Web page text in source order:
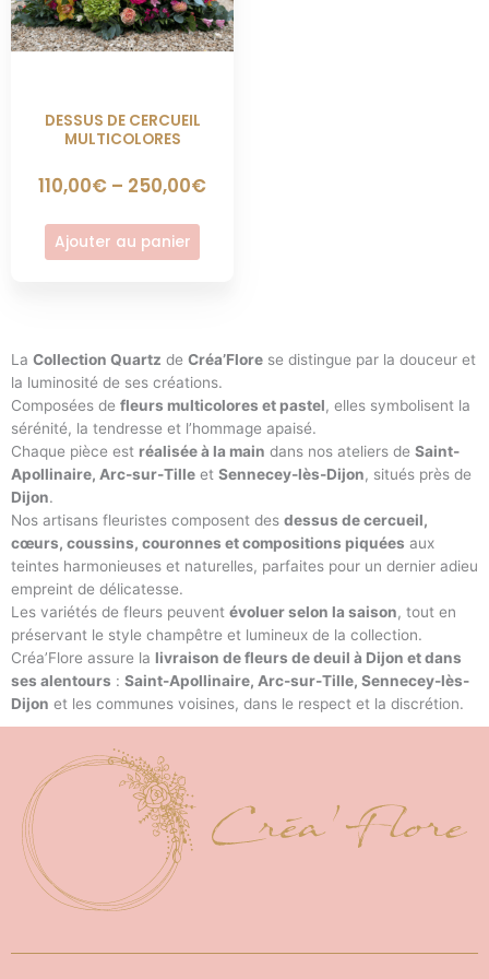
DESSUS DE CERCUEIL
MULTICOLORES
110,00€ – 250,00€
Ajouter au panier
options
peuvent
sur
la
du
La Collection Quartz de Créa’Flore se distingue par la douceur et
la luminosité de ses créations.
Composées de fleurs multicolores et pastel, elles symbolisent la
sérénité, la tendresse et l’hommage apaisé.
Chaque pièce est réalisée à la main dans nos ateliers de Saint-
Apollinaire, Arc-sur-Tille et Sennecey-lès-Dijon, situés près de
Dijon.
Nos artisans fleuristes composent des dessus de cercueil,
cœurs, coussins, couronnes et compositions piquées aux
teintes harmonieuses et naturelles, parfaites pour un dernier adieu
empreint de délicatesse.
Les variétés de fleurs peuvent évoluer selon la saison, tout en
préservant le style champêtre et lumineux de la collection.
Créa’Flore assure la livraison de fleurs de deuil à Dijon et dans
ses alentours : Saint-Apollinaire, Arc-sur-Tille, Sennecey-lès-
Dijon et les communes voisines, dans le respect et la discrétion.